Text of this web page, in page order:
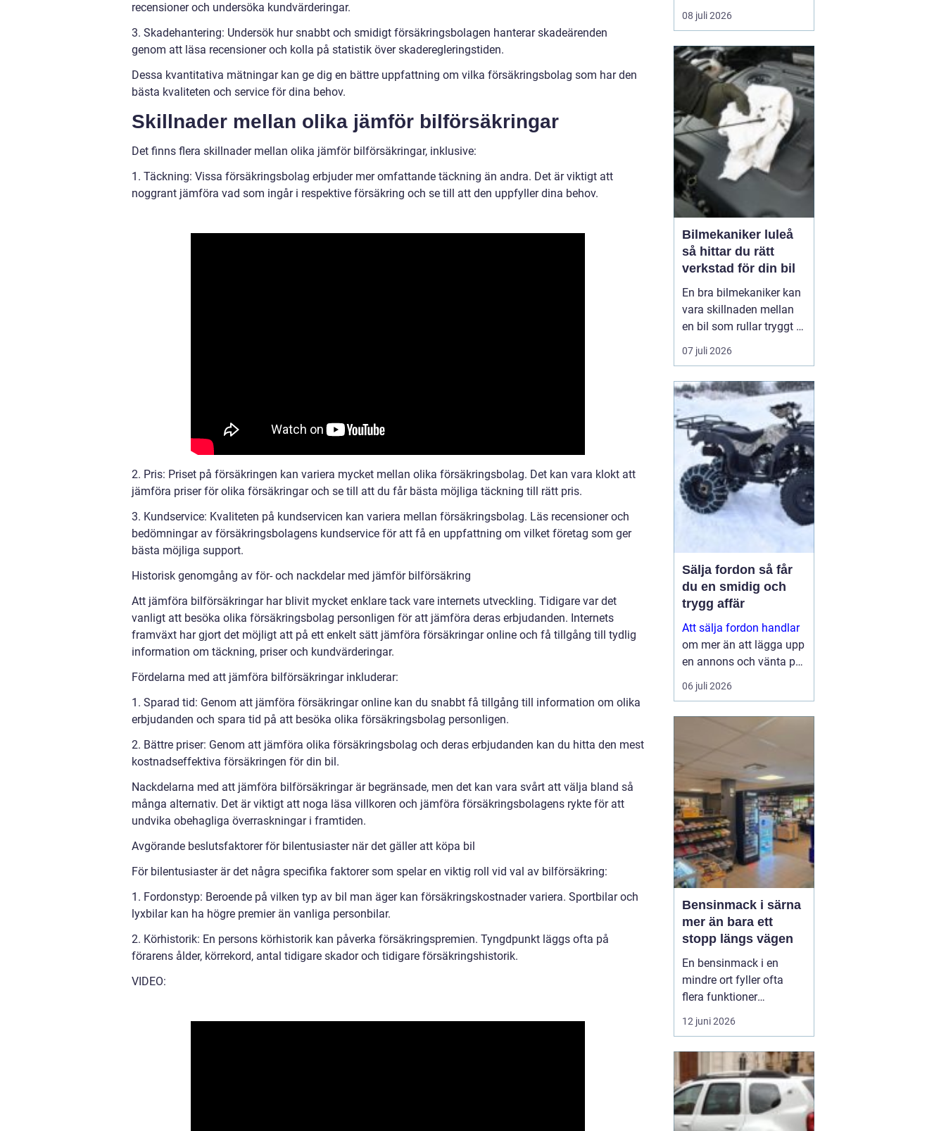
recensioner och undersöka kundvärderingar.
3. Skadehantering: Undersök hur snabbt och smidigt försäkringsbolagen hanterar skadeärenden
genom att läsa recensioner och kolla på statistik över skaderegleringstiden.
Dessa kvantitativa mätningar kan ge dig en bättre uppfattning om vilka försäkringsbolag som har den
bästa kvaliteten och service för dina behov.
Skillnader mellan olika jämför bilförsäkringar
Det finns flera skillnader mellan olika jämför bilförsäkringar, inklusive:
1. Täckning: Vissa försäkringsbolag erbjuder mer omfattande täckning än andra. Det är viktigt att
noggrant jämföra vad som ingår i respektive försäkring och se till att den uppfyller dina behov.
2. Pris: Priset på försäkringen kan variera mycket mellan olika försäkringsbolag. Det kan vara klokt att
jämföra priser för olika försäkringar och se till att du får bästa möjliga täckning till rätt pris.
3. Kundservice: Kvaliteten på kundservicen kan variera mellan försäkringsbolag. Läs recensioner och
bedömningar av försäkringsbolagens kundservice för att få en uppfattning om vilket företag som ger
bästa möjliga support.
Historisk genomgång av för- och nackdelar med jämför bilförsäkring
Att jämföra bilförsäkringar har blivit mycket enklare tack vare internets utveckling. Tidigare var det
vanligt att besöka olika försäkringsbolag personligen för att jämföra deras erbjudanden. Internets
framväxt har gjort det möjligt att på ett enkelt sätt jämföra försäkringar online och få tillgång till tydlig
information om täckning, priser och kundvärderingar.
Fördelarna med att jämföra bilförsäkringar inkluderar:
1. Sparad tid: Genom att jämföra försäkringar online kan du snabbt få tillgång till information om olika
erbjudanden och spara tid på att besöka olika försäkringsbolag personligen.
2. Bättre priser: Genom att jämföra olika försäkringsbolag och deras erbjudanden kan du hitta den mest
kostnadseffektiva försäkringen för din bil.
Nackdelarna med att jämföra bilförsäkringar är begränsade, men det kan vara svårt att välja bland så
många alternativ. Det är viktigt att noga läsa villkoren och jämföra försäkringsbolagens rykte för att
undvika obehagliga överraskningar i framtiden.
Avgörande beslutsfaktorer för bilentusiaster när det gäller att köpa bil
För bilentusiaster är det några specifika faktorer som spelar en viktig roll vid val av bilförsäkring:
1. Fordonstyp: Beroende på vilken typ av bil man äger kan försäkringskostnader variera. Sportbilar och
lyxbilar kan ha högre premier än vanliga personbilar.
2. Körhistorik: En persons körhistorik kan påverka försäkringspremien. Tyngdpunkt läggs ofta på
förarens ålder, körrekord, antal tidigare skador och tidigare försäkringshistorik.
VIDEO:
används för att ta bort
bucklor i bilplåt utan att
har blivit mycket populär
i sverige eftersom den
kombinerar
hantverksskickl...
08 juli 2026
Bilmekaniker luleå
så hittar du rätt
verkstad för din bil
En bra bilmekaniker kan
vara skillnaden mellan
en bil som rullar tryggt i
många år och
återkommande problem
I Luleå finns många
verkstäder att välja på,
men hur vet du
egentligen vem som gör
ett bra jobb, håller vad
de lova...
07 juli 2026
Sälja fordon så får
du en smidig och
trygg affär
Att sälja fordon handlar
om mer än att lägga upp
en annons och vänta på
svar. Många vill få en
bra peng för bilen,
snöskotern, men lika
viktigt är en säker affär,
snabb betalning oc...
06 juli 2026
Bensinmack i särna
mer än bara ett
stopp längs vägen
En bensinmack i en
mindre ort fyller ofta
flera funktioner
samtidigt. I Särna, mitt i
norra Dalarna, blir
knutpunkt för både
ortsbor och
genomresande. Här
handlar det om mer än
12 juni 2026